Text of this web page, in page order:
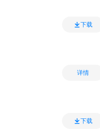
下载
详情
下载